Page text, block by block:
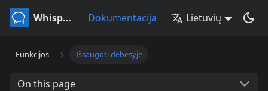
Whisperr Dokumentacija Lietuvių
Funkcijos Išsaugoti debesyje
On this page